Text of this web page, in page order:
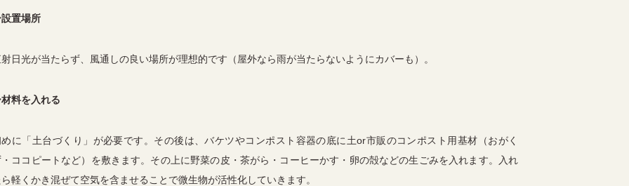
置場所
日光が当たらず、風通しの良い場所が理想的です（屋外なら雨が当たらないようにカバーも）。
料を入れる
に「土台づくり」が必要です。その後は、バケツやコンポスト容器の底に土or市販のコンポスト用基材（おがく
ココピートなど）を敷きます。その上に野菜の皮・茶がら・コーヒーかす・卵の殻などの生ごみを入れます。入れ
軽くかき混ぜて空気を含ませることで微生物が活性化していきます。